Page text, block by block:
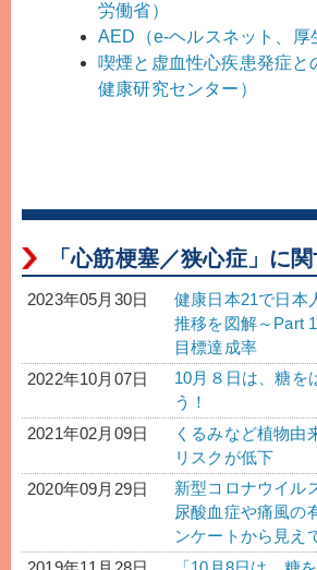
労働省）
AED（e-ヘルスネット、厚
喫煙と虚血性心疾患発症
健康研究センター）
「心筋梗塞／狭心症」に
2023年05月30日
健康日本21で日本
推移を図解～Part
目標達成率
2022年10月07日
10月８日は、糖を
う！
2021年02月09日
くるみなど植物由
リスクが低下
2020年09月29日
新型コロナウイル
尿酸血症や痛風の
ンケートから見え